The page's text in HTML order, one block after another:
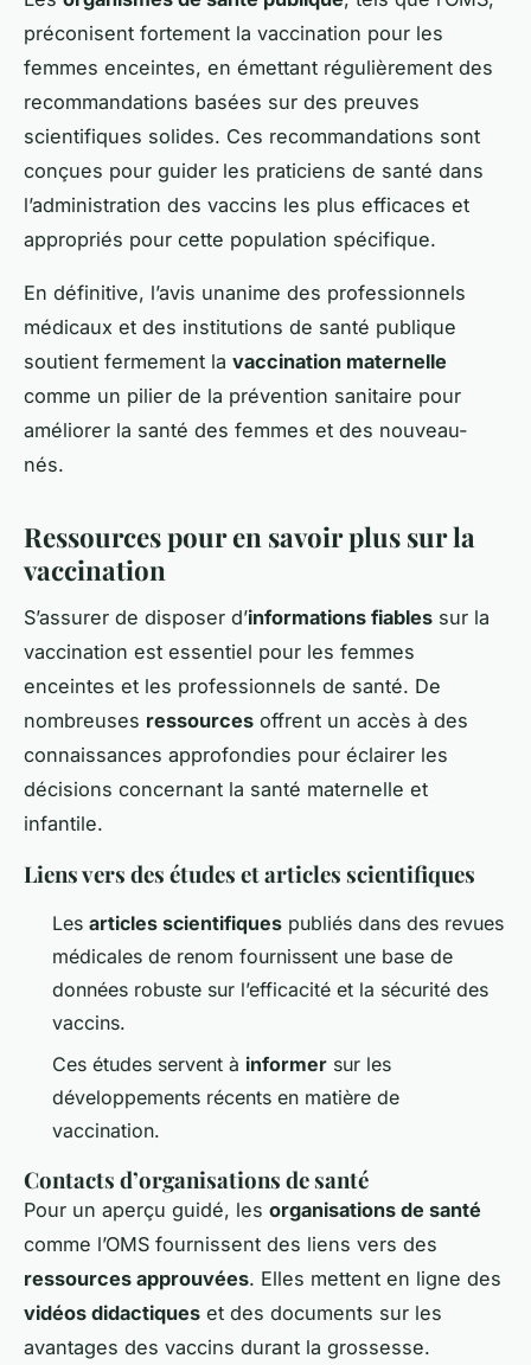
préconisent fortement la vaccination pour les
femmes enceintes, en émettant régulièrement des
recommandations basées sur des preuves
scientifiques solides. Ces recommandations sont
conçues pour guider les praticiens de santé dans
l’administration des vaccins les plus efficaces et
appropriés pour cette population spécifique.
En définitive, l’avis unanime des professionnels
médicaux et des institutions de santé publique
soutient fermement la vaccination maternelle
comme un pilier de la prévention sanitaire pour
améliorer la santé des femmes et des nouveau-
nés.
Ressources pour en savoir plus sur la
vaccination
S’assurer de disposer d’informations fiables sur la
vaccination est essentiel pour les femmes
enceintes et les professionnels de santé. De
nombreuses ressources offrent un accès à des
connaissances approfondies pour éclairer les
décisions concernant la santé maternelle et
infantile.
Liens vers des études et articles scientifiques
Les articles scientifiques publiés dans des revues
médicales de renom fournissent une base de
données robuste sur l’efficacité et la sécurité des
vaccins.
Ces études servent à informer sur les
développements récents en matière de
vaccination.
Contacts d’organisations de santé
Pour un aperçu guidé, les organisations de santé
comme l’OMS fournissent des liens vers des
ressources approuvées. Elles mettent en ligne des
vidéos didactiques et des documents sur les
avantages des vaccins durant la grossesse.